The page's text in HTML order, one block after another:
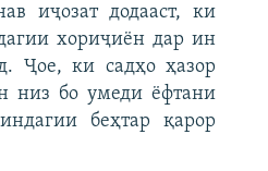
иҷозат додааст, ки
хориҷиён дар ин
Ҷое, ки садҳо ҳазор
низ бо умеди ёфтани
беҳтар қарор